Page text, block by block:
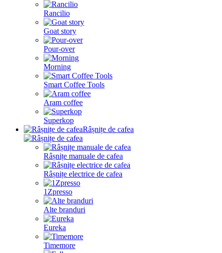
Rancilio
Goat story
Pour-over
Morning
Smart Coffee Tools
Aram coffee
Superkop
Râșnițe de cafea
Râșnițe manuale de cafea
Râșnițe electrice de cafea
1Zpresso
Alte branduri
Eureka
Timemore